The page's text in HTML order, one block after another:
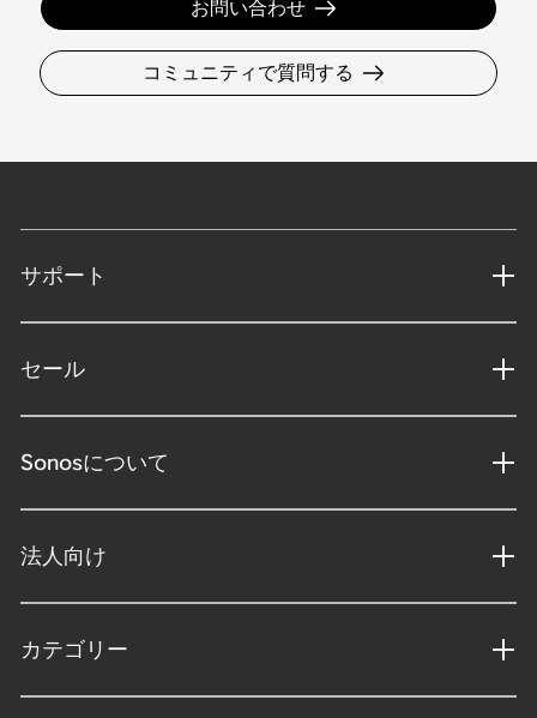
お問い合わせ
コミュニティで質問する
サポート
セール
Sonosについて
法人向け
カテゴリー